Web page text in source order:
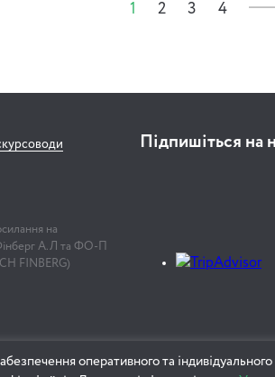
оперативного та
1 2 3 4
на
А.Л та ФО-П
FINBERG)
Підпишіться на